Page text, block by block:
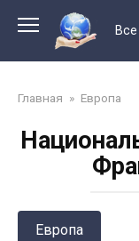
контенту
Главная » Европа
Европа